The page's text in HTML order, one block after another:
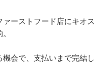
ーストフード店にキオス
会で、支払いまで完結し